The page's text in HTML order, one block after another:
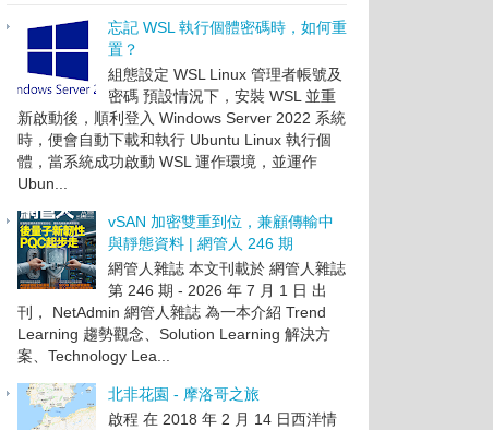
忘記 WSL 執行個體密碼時，如何重
置？
組態設定 WSL Linux 管理者帳號及
密碼 預設情況下，安裝 WSL 並重
新啟動後，順利登入 Windows Server 2022 系統
時，便會自動下載和執行 Ubuntu Linux 執行個
體，當系統成功啟動 WSL 運作環境，並運作
Ubun...
vSAN 加密雙重到位，兼顧傳輸中
與靜態資料 | 網管人 246 期
網管人雜誌 本文刊載於 網管人雜誌
第 246 期 - 2026 年 7 月 1 日 出
刊， NetAdmin 網管人雜誌 為一本介紹 Trend
Learning 趨勢觀念、Solution Learning 解決方
案、Technology Lea...
北非花園 - 摩洛哥之旅
啟程 在 2018 年 2 月 14 日西洋情